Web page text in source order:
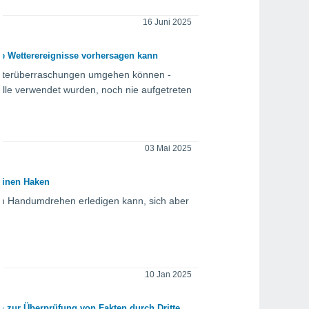
16 Juni 2025
Wetterereignisse vorhersagen kann
umgehen können -
verwendet wurden, noch nie aufgetreten
03 Mai 2025
Haken
Handumdrehen erledigen kann, sich aber
10 Jan 2025